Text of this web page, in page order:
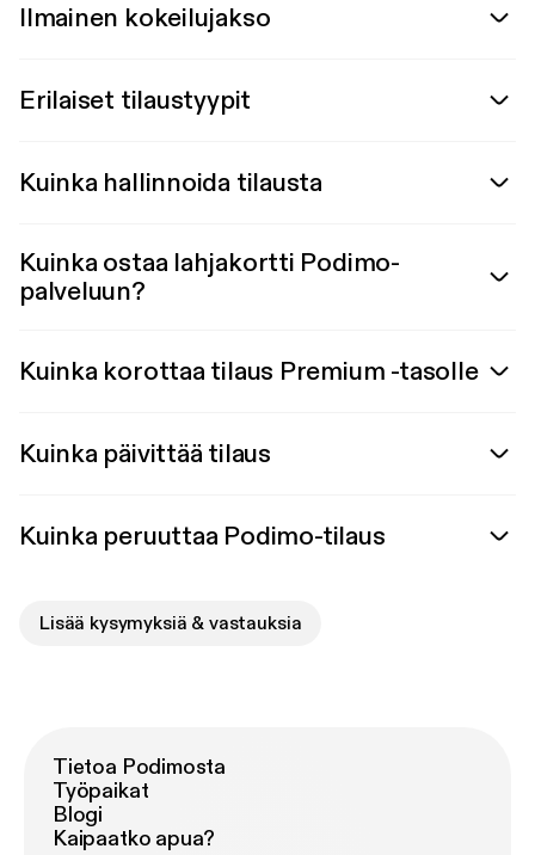
Ilmainen kokeilujakso
Erilaiset tilaustyypit
Kuinka hallinnoida tilausta
Kuinka ostaa lahjakortti Podimo-
palveluun?
Kuinka korottaa tilaus Premium -tasolle
Kuinka päivittää tilaus
Kuinka peruuttaa Podimo-tilaus
Lisää kysymyksiä & vastauksia
Tietoa Podimosta
Työpaikat
Blogi
Kaipaatko apua?